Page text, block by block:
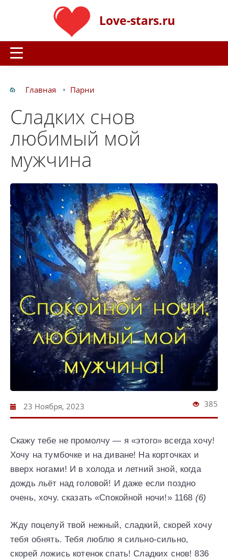
Love-stars.ru
Главная Парни
Сладких снов
любимый мой
мужчина
23 Ноября, 2023 385
Скажу тебе не промолчу — я «этого» всегда хочу!
Хочу на тумбочке и на диване! На корточках и
вверх ногами! И в холода и летний зной, когда
дождь льёт над головой! И даже если поздно
очень, хочу. сказать «Спокойной ночи!» 1168 (6)
Жду поцелуй твой нежный, сладкий, скорей хочу
тебя обнять. Тебя люблю я сильно-сильно,
скорей ложись котенок спать! Сладких снов! 836